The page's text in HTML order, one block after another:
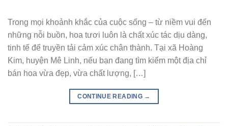
Trong mọi khoảnh khắc của cuộc sống – từ niềm vui đến
những nỗi buồn, hoa tươi luôn là chất xúc tác dịu dàng,
tinh tế để truyền tải cảm xúc chân thành. Tại xã Hoàng
Kim, huyện Mê Linh, nếu bạn đang tìm kiếm một địa chỉ
bán hoa vừa đẹp, vừa chất lượng, […]
CONTINUE READING →